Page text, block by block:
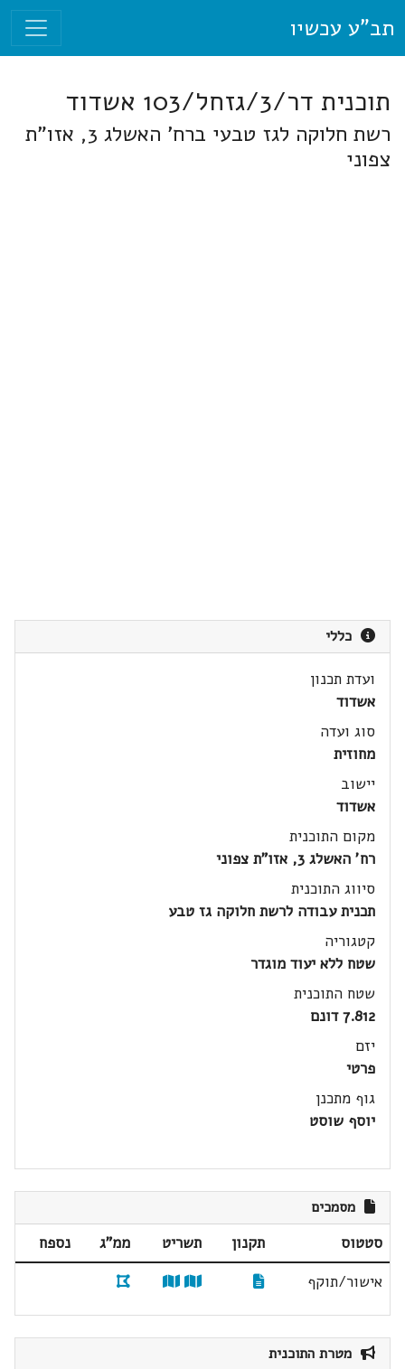
תב"ע עכשיו
תוכנית דר/3/גזחל/103 אשדוד
רשת חלוקה לגז טבעי ברח' האשלג 3, אזו"ת
צפוני
כללי
ועדת תכנון
אשדוד
סוג ועדה
מחוזית
יישוב
אשדוד
מקום התוכנית
רח' האשלג 3, אזו"ת צפוני
סיווג התוכנית
תכנית עבודה לרשת חלוקה גז טבע
קטגוריה
שטח ללא יעוד מוגדר
שטח התוכנית
7.812 דונם
יזם
פרטי
גוף מתכנן
יוסף שוסט
מסמכים
סטטוס תקנון תשריט ממ"ג
נספח
אישור/תוקף
מטרת התוכנית